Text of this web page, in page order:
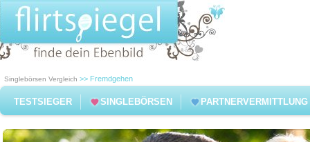
Singlebörsen Vergleich >> Fremdgehen
TESTSIEGER SINGLEBÖRSEN PARTNERVERMITTLUNG